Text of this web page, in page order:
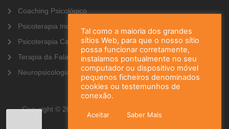
Coaching Psicológico
Psicoterapia Individual
Psicoterapia Casal
Terapia da Fala
Neuropsicologia
Copyright © 2019 www.psicosocialis.pt | Todos os direitos
reservados
Tal como a maioria dos grandes
sítios Web, para que o nosso sítio
possa funcionar corretamente,
instalamos pontualmente no seu
computador ou dispositivo móvel
pequenos ficheiros denominados
cookies ou testemunhos de
conexão.
Aceitar Saber Mais